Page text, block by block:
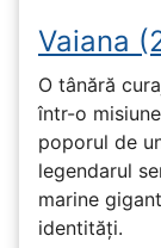
Vaiana
O tânără
într-o
poporul de
legendarul
marine
identități.